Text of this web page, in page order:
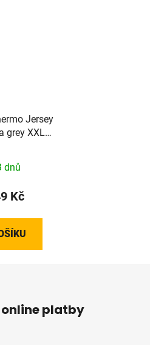
Jersey
grey XXL
dnů
Kč
platby